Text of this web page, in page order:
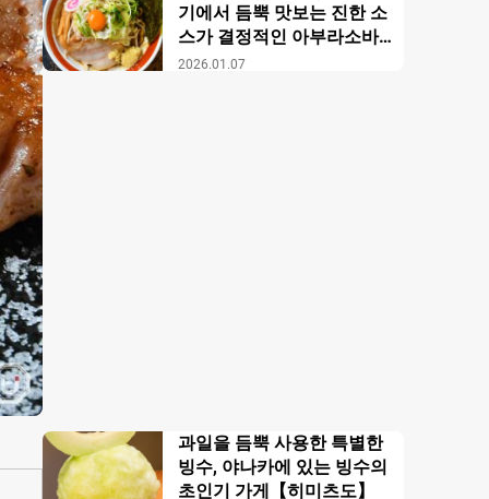
2026.01.07
기에서 듬뿍 맛보는 진한 소
스가 결정적인 아부라소바
【무사시노 아부라 각카
과일을 듬뿍 사용한 특별한
빙수, 야나카에 있는 빙수의
초인기 가게【히미츠도】